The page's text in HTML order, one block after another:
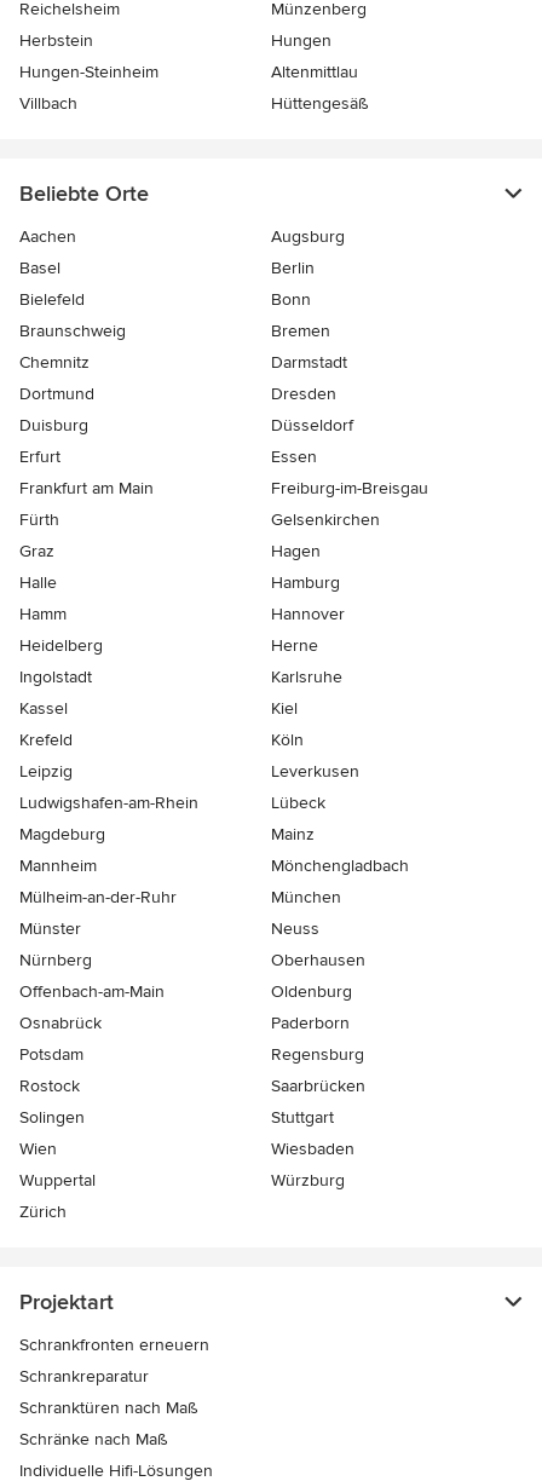
Reichelsheim
Münzenberg
Herbstein
Hungen
Hungen-Steinheim
Altenmittlau
Villbach
Hüttengesäß
Beliebte Orte
Aachen
Augsburg
Basel
Berlin
Bielefeld
Bonn
Braunschweig
Bremen
Chemnitz
Darmstadt
Dortmund
Dresden
Duisburg
Düsseldorf
Erfurt
Essen
Frankfurt am Main
Freiburg-im-Breisgau
Fürth
Gelsenkirchen
Graz
Hagen
Halle
Hamburg
Hamm
Hannover
Heidelberg
Herne
Ingolstadt
Karlsruhe
Kassel
Kiel
Krefeld
Köln
Leipzig
Leverkusen
Ludwigshafen-am-Rhein
Lübeck
Magdeburg
Mainz
Mannheim
Mönchen­gladbach
Mülheim-an-der-Ruhr
München
Münster
Neuss
Nürnberg
Oberhausen
Offenbach-am-Main
Oldenburg
Osnabrück
Paderborn
Potsdam
Regensburg
Rostock
Saarbrücken
Solingen
Stuttgart
Wien
Wiesbaden
Wuppertal
Würzburg
Zürich
Projektart
Schrankfronten erneuern
Schrankreparatur
Schranktüren nach Maß
Schränke nach Maß
Individuelle Hifi-Lösungen